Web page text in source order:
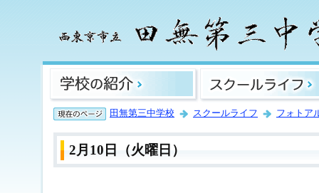
田無第三中学校 スクールライフ フォトア
2月10日（火曜日）